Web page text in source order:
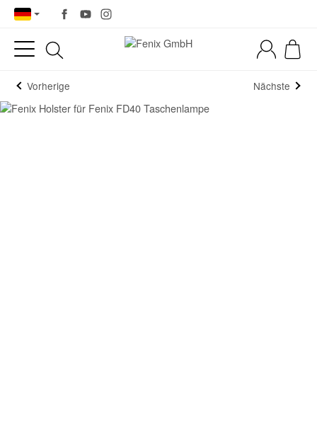
Vorherige Nächste